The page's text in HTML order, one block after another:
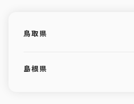
鳥取県
島根県